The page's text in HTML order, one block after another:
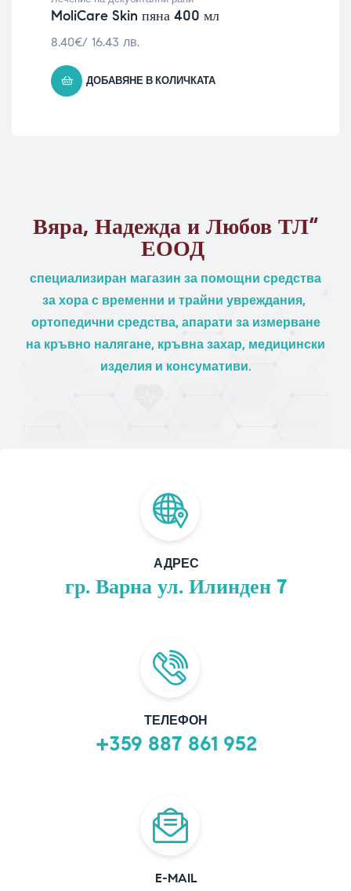
MoliCare Skin пяна 400 мл
8.40€/ 16.43 лв.
ДОБАВЯНЕ В КОЛИЧКАТА
Вяра, Надежда и Любов ТЛ“
ЕООД
специализиран магазин за помощни средства
за хора с временни и трайни увреждания,
ортопедични средства, апарати за измерване
на кръвно налягане, кръвна захар, медицински
изделия и консумативи.
АДРЕС
гр. Варна ул. Илинден 7
ТЕЛЕФОН
+359 887 861 952
E-MAIL